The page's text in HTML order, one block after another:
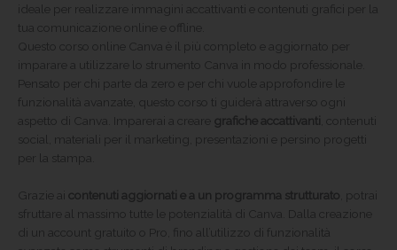
ideale per realizzare immagini accattivanti e contenuti grafici per la
tua comunicazione online e offline.
Questo corso online Canva è il più completo e aggiornato per
imparare a utilizzare lo strumento Canva in modo professionale.
Pensato per chi parte da zero e per chi vuole approfondire le
funzionalità avanzate, questo corso ti guiderà attraverso ogni
aspetto di Canva. Imparerai a creare grafiche accattivanti , contenuti
social, materiali per il marketing, presentazioni e persino progetti
per la stampa.
Grazie ai contenuti aggiornati e a un programma strutturato , potrai
sfruttare al massimo tutte le potenzialità di Canva. Dalla creazione
di un account gratuito o Pro, fino all’utilizzo di funzionalità